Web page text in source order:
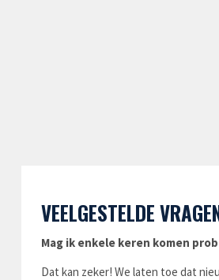
VEELGESTELDE
Mag ik enkele keren komen
Dat kan zeker! We laten toe dat